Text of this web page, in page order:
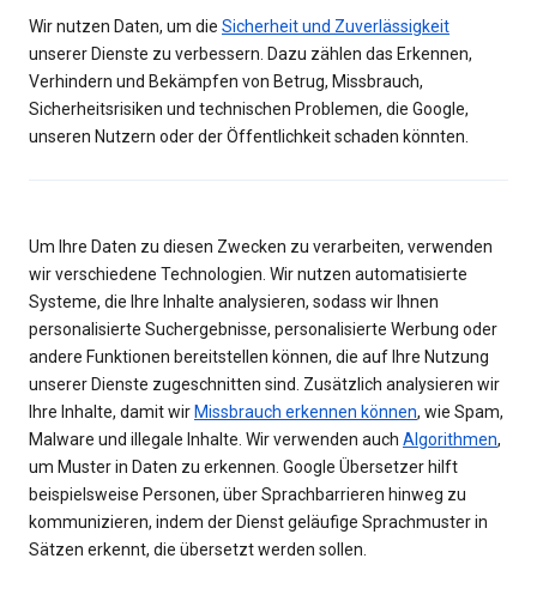
Wir nutzen Daten, um die Sicherheit und Zuverlässigkeit
unserer Dienste zu verbessern. Dazu zählen das Erkennen,
Verhindern und Bekämpfen von Betrug, Missbrauch,
Sicherheitsrisiken und technischen Problemen, die Google,
unseren Nutzern oder der Öffentlichkeit schaden könnten.
Um Ihre Daten zu diesen Zwecken zu verarbeiten, verwenden
wir verschiedene Technologien. Wir nutzen automatisierte
Systeme, die Ihre Inhalte analysieren, sodass wir Ihnen
personalisierte Suchergebnisse, personalisierte Werbung oder
andere Funktionen bereitstellen können, die auf Ihre Nutzung
unserer Dienste zugeschnitten sind. Zusätzlich analysieren wir
Ihre Inhalte, damit wir Missbrauch erkennen können, wie Spam,
Malware und illegale Inhalte. Wir verwenden auch Algorithmen,
um Muster in Daten zu erkennen. Google Übersetzer hilft
beispielsweise Personen, über Sprachbarrieren hinweg zu
kommunizieren, indem der Dienst geläufige Sprachmuster in
Sätzen erkennt, die übersetzt werden sollen.